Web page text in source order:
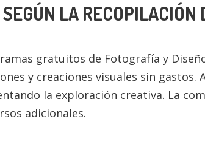
LA RECOPILACIÓN
gratuitos de Fotografía y
y creaciones visuales sin
la exploración creativa. La
adicionales.